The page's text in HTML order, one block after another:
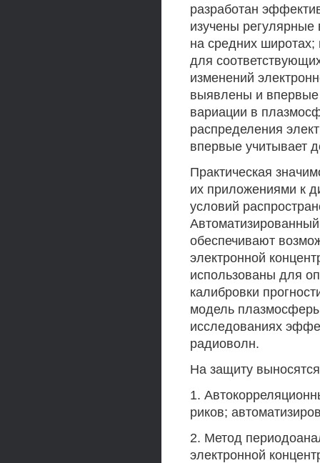
разработан
изучены регулярные
на средних широтах;
для
изменений
выявлены и впервые
вариации в
распределения
впервые учитывает
Практическая
их приложениями к
условий
обеспечивают
электронной
использованы для
калибровки
модель плазмосферы
исследованиях
радиоволн.
На защиту
1.
риков;
2. Метод
электронной